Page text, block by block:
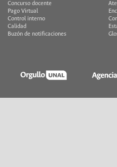
Concurso docente
Pago Virtual
Control interno
Calidad
Buzón de notificaciones